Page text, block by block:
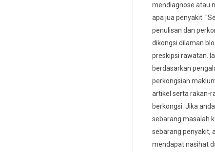
mendiagnose atau
apa jua penyakit.
penulisan dan
dikongsi dilaman
preskipsi rawatan.
berdasarkan
perkongsian
artikel serta rakan-
berkongsi. Jika
sebarang masalah
sebarang penyakit,
mendapat nasihat